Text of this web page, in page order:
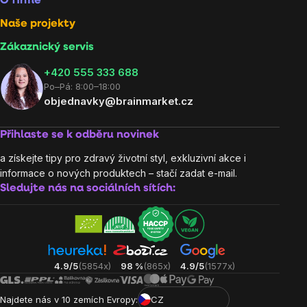
Naše projekty
Zákaznický servis
‭+420 555 333 688
Po–Pá: 8:00–18:00
objednavky@brainmarket.cz
Přihlaste se k odběru novinek
a získejte tipy pro zdravý životní styl, exkluzivní akce i
informace o nových produktech – stačí zadat e-mail.
Sledujte nás na sociálních sítích:
4.9/5(5854x) 98 %(865x) 4.9/5(1577x)
Najdete nás v 10 zemích Evropy: CZ